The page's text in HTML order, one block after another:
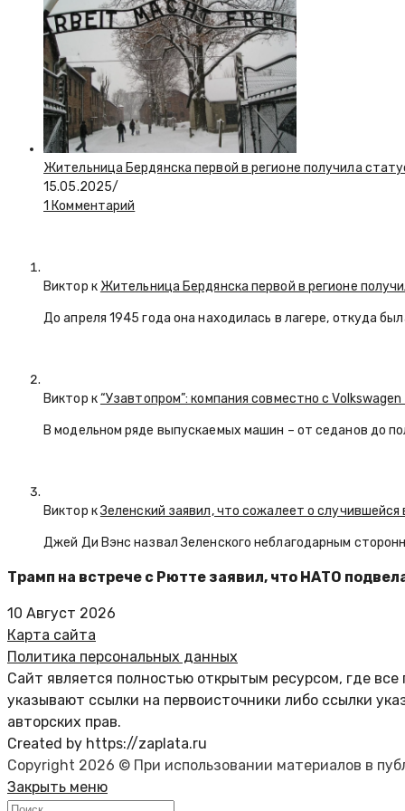
Жительница Бердянска первой в регионе получила
15.05.2025/
1 Комментарий
Виктор к Жительница Бердянска первой в регионе
До апреля 1945 года она находилась в лагере, откуда
Виктор к“Узавтопром”: компания совместно с
В модельном ряде выпускаемых машин – от седанов до
Виктор кЗеленский заявил, что сожалеет о
Джей Ди Вэнс назвал Зеленского неблагодарным
Трамп на встрече с Рютте заявил, что НАТО
10 Август 2026
Карта сайта
Политика персональных данных
Сайт является полностью открытым ресурсом, где
указывают ссылки на первоисточники либо ссылки
авторских прав.
Created by https://zaplata.ru
Copyright 2026 © При использовании материалов в
Закрыть меню